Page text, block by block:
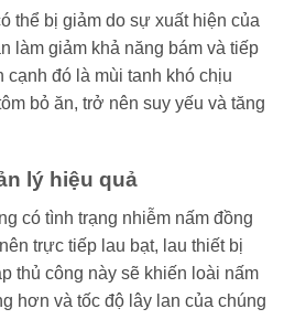
thể bị giảm do sự xuất hiện của
làm giảm khả năng bám và tiếp
cạnh đó là mùi tanh khó chịu
bỏ ăn, trở nên suy yếu và tăng
lý hiệu quả
có tình trạng nhiễm nấm đồng
trực tiếp lau bạt, lau thiết bị
thủ công này sẽ khiến loài nấm
hơn và tốc độ lây lan của chúng